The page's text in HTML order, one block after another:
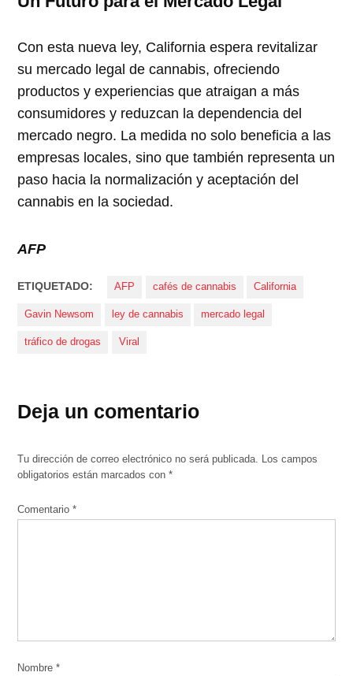
Con esta nueva ley, California espera revitalizar
su mercado legal de cannabis, ofreciendo
productos y experiencias que atraigan a más
consumidores y reduzcan la dependencia del
mercado negro. La medida no solo beneficia a las
empresas locales, sino que también representa un
paso hacia la normalización y aceptación del
cannabis en la sociedad.
AFP
ETIQUETADO: AFP cafés de cannabis California
Gavin Newsom ley de cannabis mercado legal
tráfico de drogas Viral
Deja un comentario
Tu dirección de correo electrónico no será publicada. Los campos
obligatorios están marcados con*
Comentario*
Nombre*